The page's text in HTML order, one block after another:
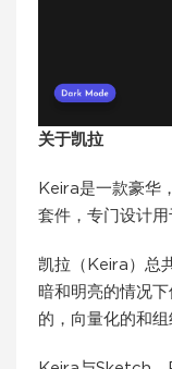
关于凯拉
Keira是一款豪华
套件，专门设计
凯拉（Keira）总
暗和明亮的情况
的，向量化的和组